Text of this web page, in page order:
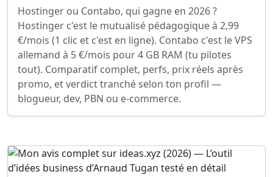
Hostinger ou Contabo, qui gagne en 2026 ?
Hostinger c'est le mutualisé pédagogique à 2,99
€/mois (1 clic et c'est en ligne). Contabo c'est le VPS
allemand à 5 €/mois pour 4 GB RAM (tu pilotes
tout). Comparatif complet, perfs, prix réels après
promo, et verdict tranché selon ton profil —
blogueur, dev, PBN ou e-commerce.